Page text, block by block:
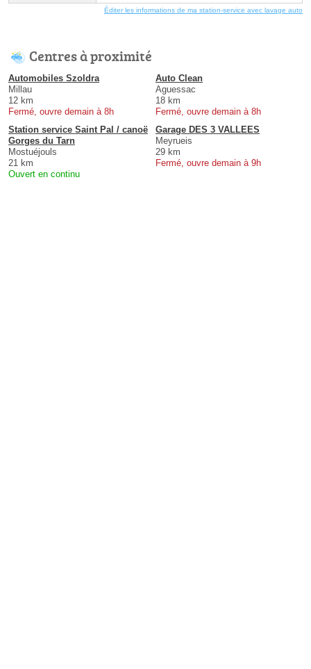
Éditer les informations de ma station-service avec lavage auto
Centres à proximité
Automobiles Szoldra
Millau
12 km
Fermé, ouvre demain à 8h
Auto Clean
Aguessac
18 km
Fermé, ouvre demain à 8h
Station service Saint Pal / canoë
Gorges du Tarn
Mostuéjouls
21 km
Ouvert en continu
Garage DES 3 VALLEES
Meyrueis
29 km
Fermé, ouvre demain à 9h